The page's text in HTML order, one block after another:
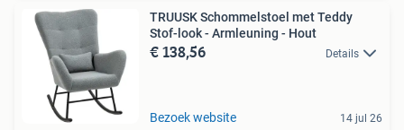
TRUUSK Schommelstoel met Teddy
Stof-look - Armleuning - Hout
€ 138,56 Details
Bezoek website 14 jul 26